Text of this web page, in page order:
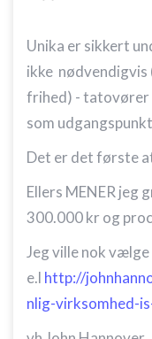
Unika er sikkert
ikke nødvendigvis
frihed) -
som
Det er det første
Ellers MENER jeg
300.000 kr og
Jeg ville nok
e.l http://
nlig-virksomhed-